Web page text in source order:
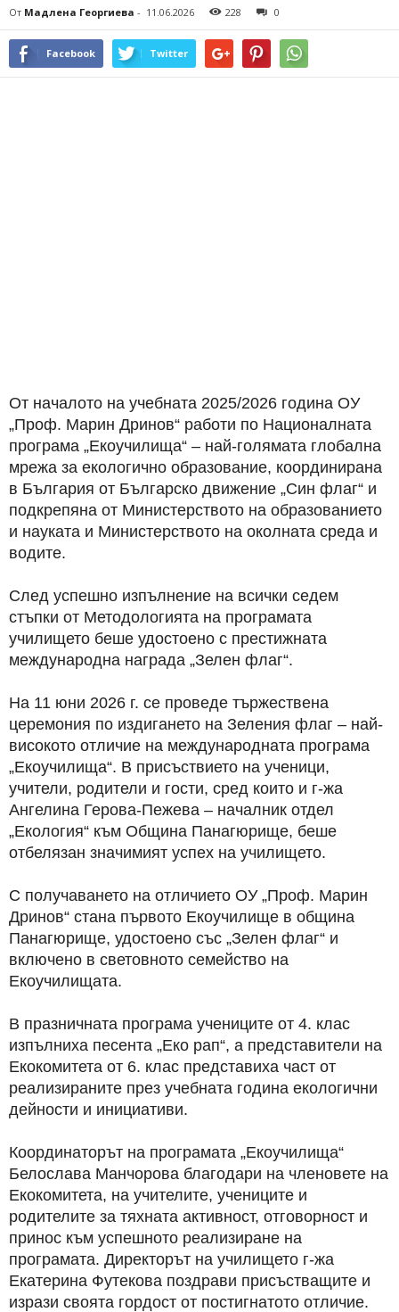
От Мадлена Георгиева - 11.06.2026 228 0
Facebook Twitter
От началото на учебната 2025/2026 година ОУ
„Проф. Марин Дринов“ работи по Националната
програма „Екоучилища“ – най-голямата глобална
мрежа за екологично образование, координирана
в България от Българско движение „Син флаг“ и
подкрепяна от Министерството на образованието
и науката и Министерството на околната среда и
водите.
След успешно изпълнение на всички седем
стъпки от Методологията на програмата
училището беше удостоено с престижната
международна награда „Зелен флаг“.
На 11 юни 2026 г. се проведе тържествена
церемония по издигането на Зеления флаг – най-
високото отличие на международната програма
„Екоучилища“. В присъствието на ученици,
учители, родители и гости, сред които и г-жа
Ангелина Герова-Пежева – началник отдел
„Екология“ към Община Панагюрище, беше
отбелязан значимият успех на училището.
С получаването на отличието ОУ „Проф. Марин
Дринов“ стана първото Екоучилище в община
Панагюрище, удостоено със „Зелен флаг“ и
включено в световното семейство на
Екоучилищата.
В празничната програма учениците от 4. клас
изпълниха песента „Еко рап“, а представители на
Екокомитета от 6. клас представиха част от
реализираните през учебната година екологични
дейности и инициативи.
Координаторът на програмата „Екоучилища“
Белослава Манчорова благодари на членовете на
Екокомитета, на учителите, учениците и
родителите за тяхната активност, отговорност и
принос към успешното реализиране на
програмата. Директорът на училището г-жа
Екатерина Футекова поздрави присъстващите и
изрази своята гордост от постигнатото отличие.